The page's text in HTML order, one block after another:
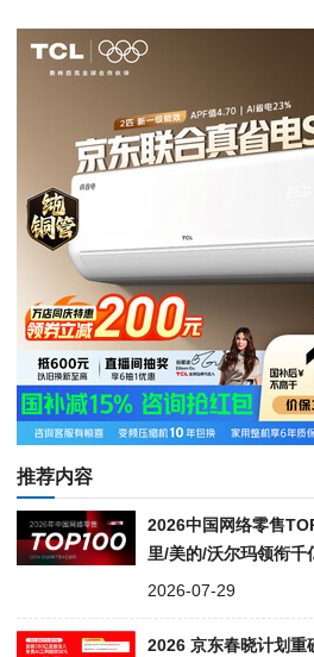
推荐内容
2026中国网络零售
里/美的/沃尔玛领衔千
2026-07-29
2026 京东春晓计划重